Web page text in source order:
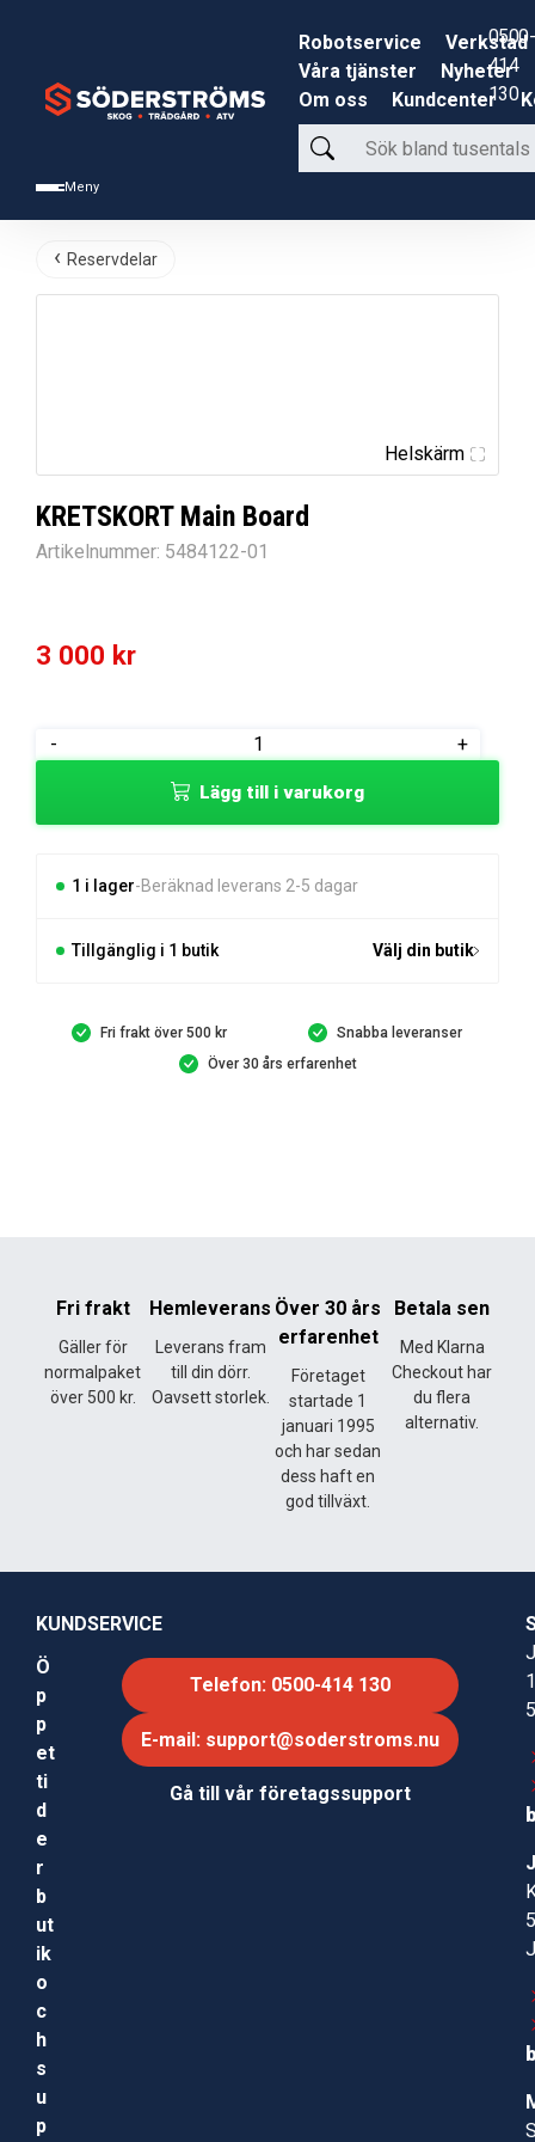
Meny
Robotservice
Verkstad
Våra tjänster
Nyheter
Om oss
Kundcenter
Sök
bland
produkter
0500-
414
130
Reservdelar
Helskärm
KRETSKORT Main Board
Artikelnummer: 5484122-01
3 000 kr
-
KRETSKORT
mängd
+
Lägg till i varukorg
1 i lager Beräknad leverans 2-5 dagar
Tillgänglig i 1 butik Välj din butik
Fri frakt över 500 kr
Snabba leveranser
Över 30 års erfarenhet
Fri frakt
Gäller för
normalpaket
över 500 kr.
Hemleverans
Leverans fram
till din dörr.
Oavsett storlek.
Över 30 års
erfarenhet
Företaget
startade 1
januari 1995
och har sedan
dess haft en
god tillväxt.
Betala sen
Med Klarna
Checkout har
du flera
alternativ.
KUNDSERVICE
Ö
p
p
et
ti
d
e
r
b
ut
ik
o
c
h
s
u
p
Telefon: 0500-414 130
E-mail: support@soderstroms.nu
Gå till vår företagssupport